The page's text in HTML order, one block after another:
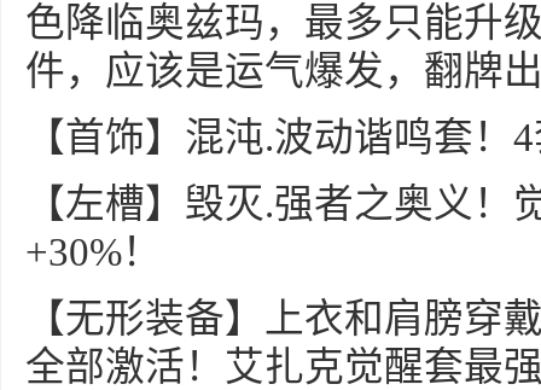
色降临奥兹玛，最多只能升
件，应该是运气爆发，翻牌
【首饰】混沌.波动谐鸣套！
【左槽】毁灭.强者之奥义！
+30%！
【无形装备】上衣和肩膀穿
全部激活！艾扎克觉醒套最